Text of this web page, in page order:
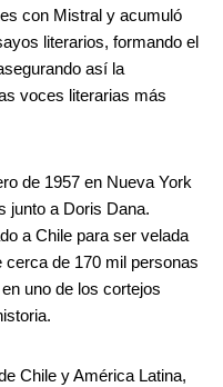
con Mistral y acumuló
literarios, formando el
así la
voces literarias más
de 1957 en Nueva York
junto a Doris Dana.
a Chile para ser velada
cerca de 170 mil personas
uno de los cortejos
Chile y América Latina,